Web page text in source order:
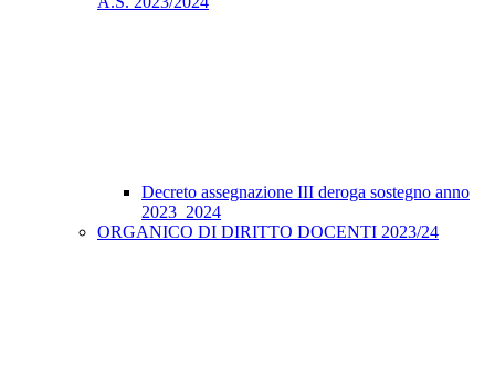
Decreto assegnazione III deroga sostegno anno
2023_2024
ORGANICO DI DIRITTO DOCENTI 2023/24